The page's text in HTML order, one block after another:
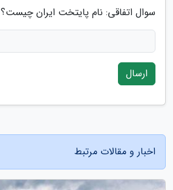
سوال اتفاقی: نام پایتخت ایران چیست؟
ارسال
اخبار و مقالات مرتبط